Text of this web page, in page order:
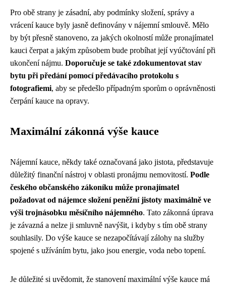
Pro obě strany je zásadní, aby podmínky složení, správy a
vrácení kauce byly jasně definovány v nájemní smlouvě. Mělo
by být přesně stanoveno, za jakých okolností může pronajímatel
kauci čerpat a jakým způsobem bude probíhat její vyúčtování při
ukončení nájmu. Doporučuje se také zdokumentovat stav
bytu při předání pomocí předávacího protokolu s
fotografiemi, aby se předešlo případným sporům o oprávněnosti
čerpání kauce na opravy.
Maximální zákonná výše kauce
Nájemní kauce, někdy také označovaná jako jistota, představuje
důležitý finanční nástroj v oblasti pronájmu nemovitostí. Podle
českého občanského zákoníku může pronajímatel
požadovat od nájemce složení peněžní jistoty maximálně ve
výši trojnásobku měsíčního nájemného. Tato zákonná úprava
je závazná a nelze ji smluvně navýšit, i kdyby s tím obě strany
souhlasily. Do výše kauce se nezapočítávají zálohy na služby
spojené s užíváním bytu, jako jsou energie, voda nebo topení.
Je důležité si uvědomit, že stanovení maximální výše kauce má